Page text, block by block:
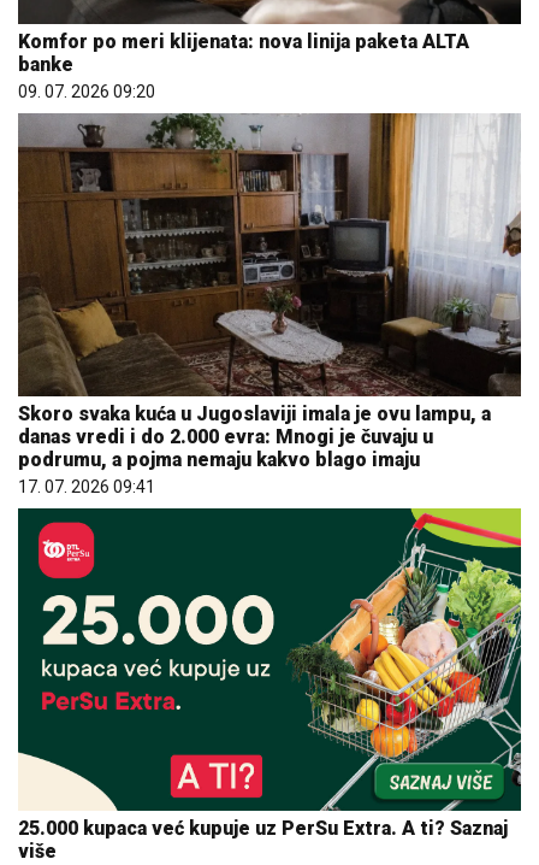
Komfor po meri klijenata: nova linija paketa ALTA
banke
09. 07. 2026 09:20
Skoro svaka kuća u Jugoslaviji imala je ovu lampu, a
danas vredi i do 2.000 evra: Mnogi je čuvaju u
podrumu, a pojma nemaju kakvo blago imaju
17. 07. 2026 09:41
25.000 kupaca već kupuje uz PerSu Extra. A ti? Saznaj
više